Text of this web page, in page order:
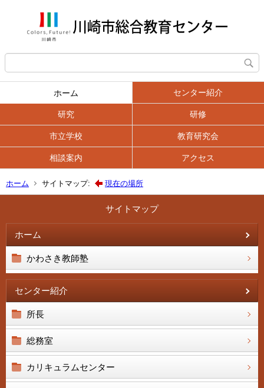
ホーム センター紹介
研究 研修
市立学校 教育研究会
相談案内 アクセス
ホーム サイトマップ: 現在の場所
サイトマップ
ホーム
かわさき教師塾
センター紹介
所長
総務室
カリキュラムセンター